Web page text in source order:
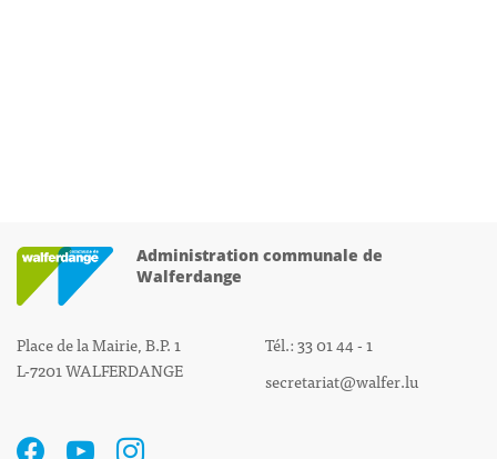
Administration communale de
Walferdange
Place de la Mairie, B.P. 1
L-7201 WALFERDANGE
Tél.: 33 01 44 - 1
secretariat@walfer.lu